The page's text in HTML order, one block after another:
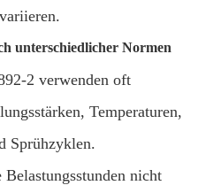
unterschiedlicher Normen
2 verwenden oft
Temperaturen,
Sprühzyklen.
nicht